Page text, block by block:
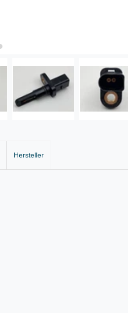
Hersteller